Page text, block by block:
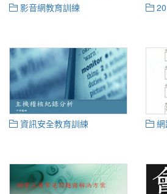
影音網教育訓練
資訊安全教育訓練